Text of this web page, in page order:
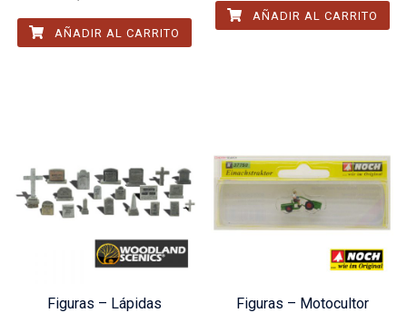
AÑADIR AL CARRITO
AÑADIR AL CARRITO
Figuras – Lápidas Figuras – Motocultor